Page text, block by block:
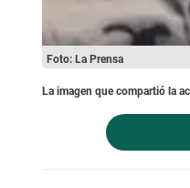
Foto: La Prensa
La imagen que compartió la